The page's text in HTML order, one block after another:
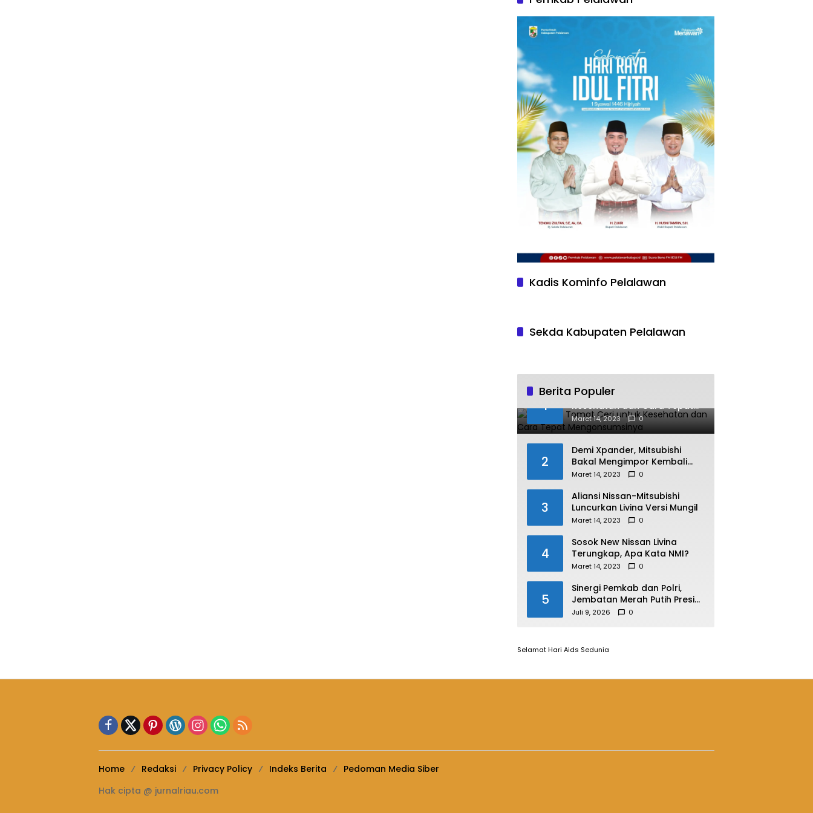
Kadis Kominfo Pelalawan
Sekda Kabupaten Pelalawan
Berita Populer
1
Manfaat Tomat Ceri untuk
Kesehatan dan Cara Tepat
Mengonsumsinya
Maret 14, 2023 0
2
Demi Xpander, Mitsubishi
Bakal Mengimpor Kembali
Pajero Sport
Maret 14, 2023 0
3
Aliansi Nissan-Mitsubishi
Luncurkan Livina Versi Mungil
Maret 14, 2023 0
4
Sosok New Nissan Livina
Terungkap, Apa Kata NMI?
Maret 14, 2023 0
5
Sinergi Pemkab dan Polri,
Jembatan Merah Putih Presisi
Resmi Dibuka untuk
Juli 9, 2026 0
Selamat Hari Aids Sedunia
Home Redaksi Privacy Policy Indeks Berita
Pedoman Media Siber
Hak cipta @ jurnalriau.com